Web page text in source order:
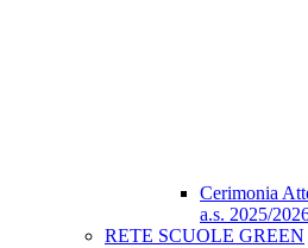
Cerimonia
a.s. 2025/
RETE SCUOLE GREEN